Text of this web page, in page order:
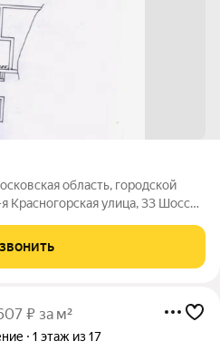
область, городской
улица, 33 Шоссе:
ипотека. Свободная продажа.
₽ за м²
1 этаж из 17